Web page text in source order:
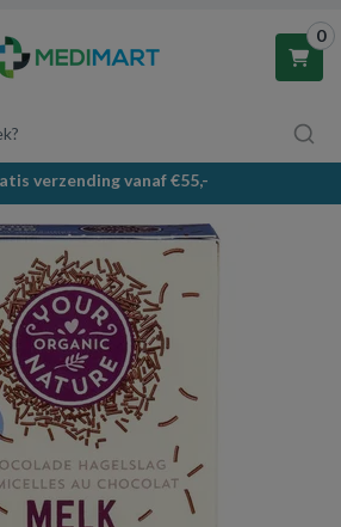
0
is leeg.
hem met producten.
verzending vanaf €55,-